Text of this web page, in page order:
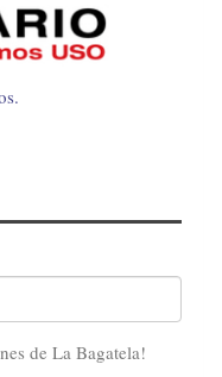
de La Bagatela!